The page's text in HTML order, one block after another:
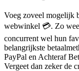
Voeg zoveel mogelijk
webwinkel 💳. Zo
concurrent wel hun
belangrijkste
PayPal en Achteraf
Vergeet dan zeker de